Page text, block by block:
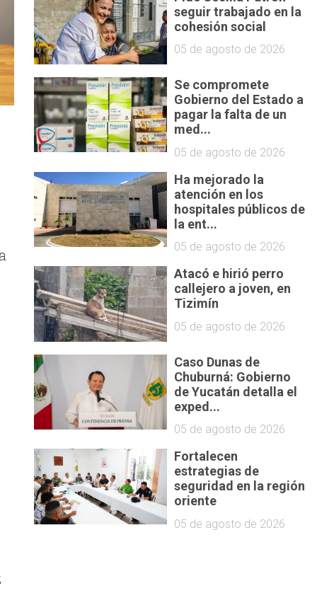
seguir trabajado en la
cohesión social
05 de agosto de 2026
Se compromete
Gobierno del Estado a
pagar la falta de un
med...
05 de agosto de 2026
Ha mejorado la
atención en los
hospitales públicos de
la ent...
05 de agosto de 2026
Atacó e hirió perro
callejero a joven, en
Tizimín
05 de agosto de 2026
Caso Dunas de
Chuburná: Gobierno
de Yucatán detalla el
exped...
05 de agosto de 2026
Fortalecen
estrategias de
seguridad en la región
oriente
05 de agosto de 2026